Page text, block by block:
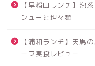
【早稲田ランチ】泡
シューと坦々麺
【浦和ランチ】天馬
ーフ実食レビュー